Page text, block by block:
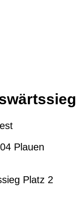
Plauen
Platz 2